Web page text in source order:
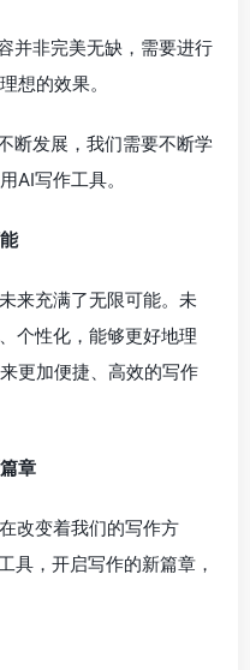
并非完美无缺，需要进行
想的效果。
断发展，我们需要不断学
AI写作工具。
来充满了无限可能。未
个性化，能够更好地理
更加便捷、高效的写作
章
改变着我们的写作方
具，开启写作的新篇章，